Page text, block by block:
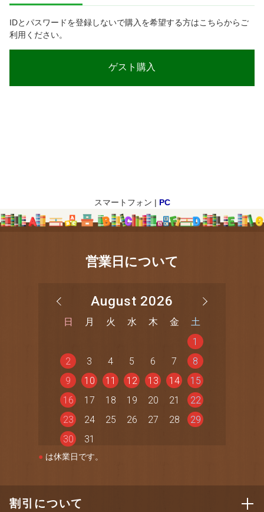
IDとパスワードを登録しないで購入を希望する方はこちらからご
利用ください。
スマートフォン | PC
営業日について
August 2026
日 月 火 水 木 金
土
1
2
3 4 5 6 7
8
9
10 11 12 13 14
15
16
17 18 19 20 21
22
23
24 25 26 27 28
29
30
31
● は休業日です。
割引について